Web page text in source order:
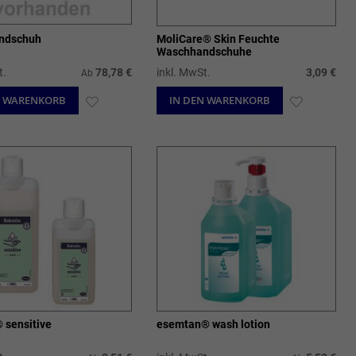
Ab 78,78 €
MoliCare® Skin Feuchte
Waschhandschuhe
inkl. MwSt.
3,09 €
IN DEN WARENKORB
sensitive esemtan® wash lotion